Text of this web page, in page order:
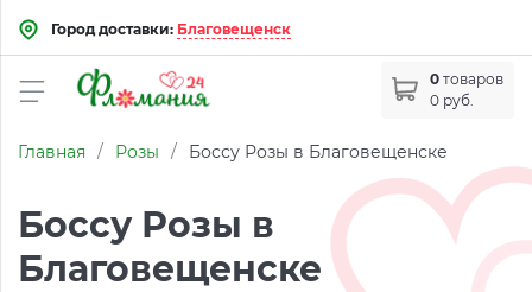
Город доставки: Благовещенск
0 товаров
0 руб.
Главная / Розы / Боссу Розы в Благовещенске
Боссу Розы в
Благовещенске